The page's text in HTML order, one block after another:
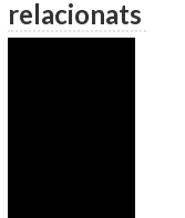
relacionats